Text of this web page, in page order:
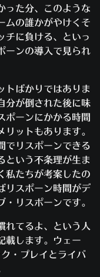
った分、このような
ムの誰かがやけくそ
チに負ける、といっ
ーンの導入で見られ
トばかりではありま
分が倒された後に味
ポーンにかかる時間
ットもあります。
でリスポーンできる
という不条理が生ま
私たちが考案したの
リスポーン時間がデ
・リスポーンです。
れてるよ、という人
載します。ウェー
・プレイとライバ